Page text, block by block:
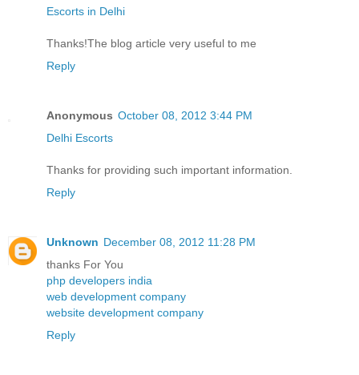
Escorts in Delhi
Thanks!The blog article very useful to me
Reply
Anonymous October 08, 2012 3:44 PM
Delhi Escorts
Thanks for providing such important information.
Reply
Unknown December 08, 2012 11:28 PM
thanks For You
php developers india
web development company
website development company
Reply